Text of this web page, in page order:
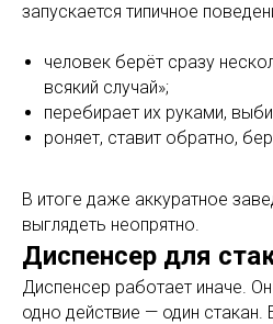
запускается типичное
человек берёт сразу
всякий случай»;
перебирает их руками,
роняет, ставит обратно,
В итоге даже аккуратное
выглядеть неопрятно.
Диспенсер для
Диспенсер работает иначе.
одно действие — один стакан.